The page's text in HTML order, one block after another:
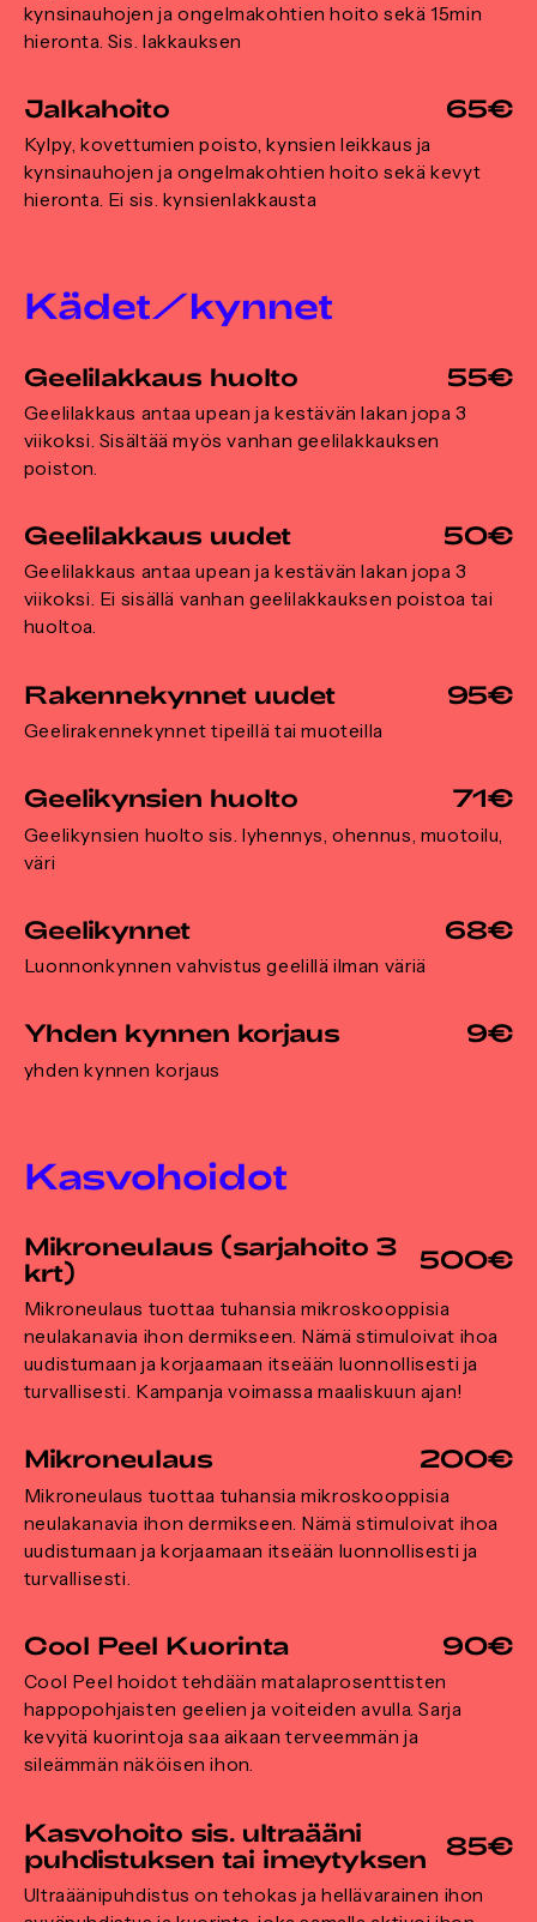
kynsinauhojen ja ongelmakohtien hoito sekä 15min
hieronta. Sis. lakkauksen
Jalkahoito 65€
Kylpy, kovettumien poisto, kynsien leikkaus ja
kynsinauhojen ja ongelmakohtien hoito sekä kevyt
hieronta. Ei sis. kynsienlakkausta
Kädet/kynnet
Geelilakkaus huolto 55€
Geelilakkaus antaa upean ja kestävän lakan jopa 3
viikoksi. Sisältää myös vanhan geelilakkauksen
poiston.
Geelilakkaus uudet 50€
Geelilakkaus antaa upean ja kestävän lakan jopa 3
viikoksi. Ei sisällä vanhan geelilakkauksen poistoa tai
huoltoa.
Rakennekynnet uudet 95€
Geelirakennekynnet tipeillä tai muoteilla
Geelikynsien huolto 71€
Geelikynsien huolto sis. lyhennys, ohennus, muotoilu,
väri
Geelikynnet 68€
Luonnonkynnen vahvistus geelillä ilman väriä
Yhden kynnen korjaus 9€
yhden kynnen korjaus
Kasvohoidot
Mikroneulaus (sarjahoito 3
krt)
500€
Mikroneulaus tuottaa tuhansia mikroskooppisia
neulakanavia ihon dermikseen. Nämä stimuloivat ihoa
uudistumaan ja korjaamaan itseään luonnollisesti ja
turvallisesti. Kampanja voimassa maaliskuun ajan!
Mikroneulaus 200€
Mikroneulaus tuottaa tuhansia mikroskooppisia
neulakanavia ihon dermikseen. Nämä stimuloivat ihoa
uudistumaan ja korjaamaan itseään luonnollisesti ja
turvallisesti.
Cool Peel Kuorinta 90€
Cool Peel hoidot tehdään matalaprosenttisten
happopohjaisten geelien ja voiteiden avulla. Sarja
kevyitä kuorintoja saa aikaan terveemmän ja
sileämmän näköisen ihon.
Kasvohoito sis. ultraääni
puhdistuksen tai imeytyksen
85€
Ultraäänipuhdistus on tehokas ja hellävarainen ihon